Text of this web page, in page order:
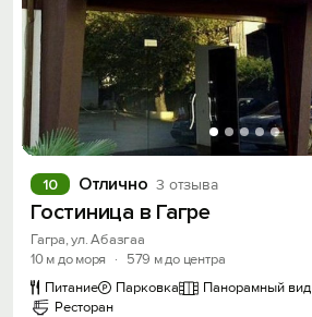
Отлично 3 отзыва
10
Гостиница в Гагре
Гагра, ул. Абазгаа
10 м до моря
·
579 м до центра
Питание
Парковка Панорамный вид
Ресторан